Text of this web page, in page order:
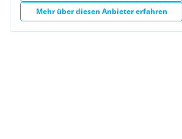
Mehr über diesen Anbieter erfahren